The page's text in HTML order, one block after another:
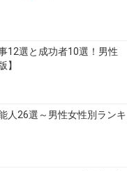
12選と成功者10選！男性
】
人26選～男性女性別ランキ